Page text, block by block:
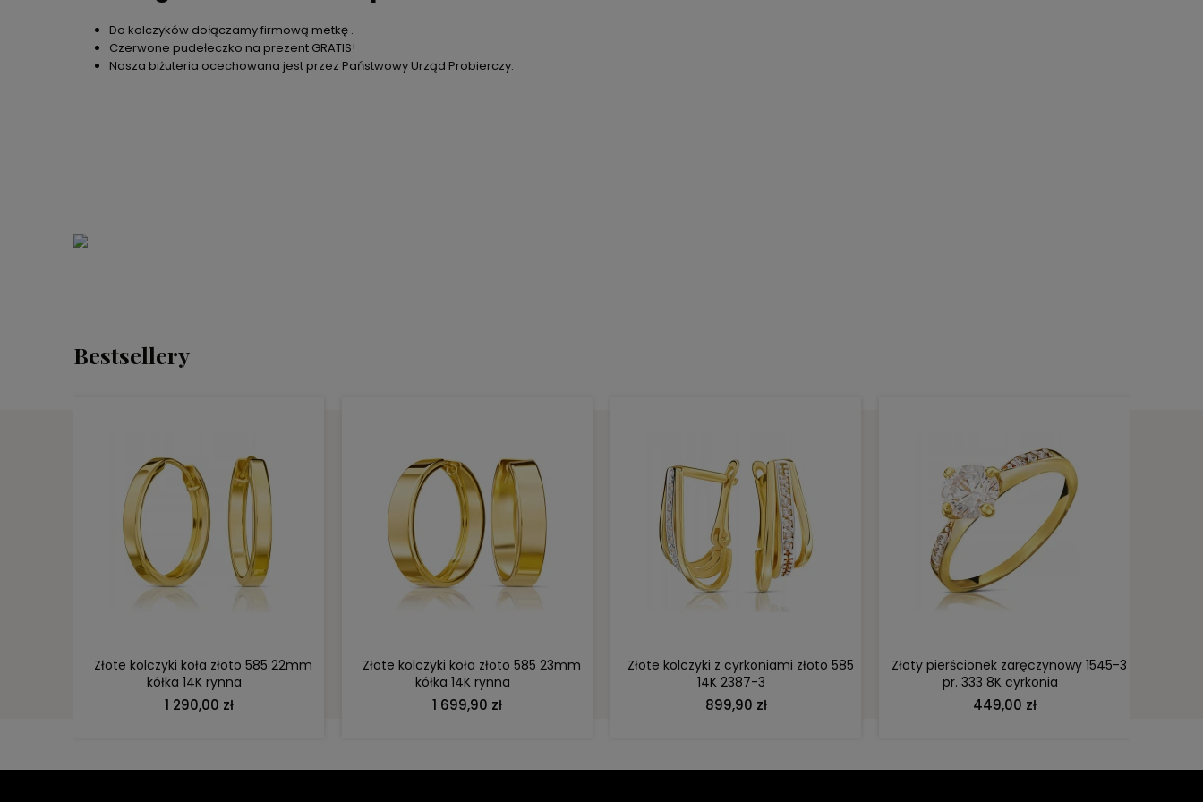
Do kolczyków dołączamy firmową metkę .
Czerwone pudełeczko na prezent GRATIS!
Nasza biżuteria ocechowana jest przez Państwowy Urząd Probierczy.
Bestsellery
Złote kolczyki koła złoto 585 22mm
kółka 14K rynna
1 290,00 zł
DO KOSZYKA
Złote kolczyki koła złoto 585 23mm
kółka 14K rynna
1 699,90 zł
DO KOSZYKA
Złote kolczyki z cyrkoniami złoto 585
14K 2387-3
899,90 zł
DO KOSZYKA
Złoty pierścionek zaręczynowy 1545-3
pr. 333 8K cyrkonia
449,00 zł
DO KOSZYKA